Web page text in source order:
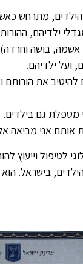
מתרחש
ילדיהם,
אשמה, בושה
ועל ילדיהם.
את הורותם
מטפלת גם בילדים.
אותם אני מביאה
לטיפול וייעוץ
בישראל.